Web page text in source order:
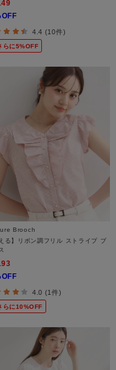
4.4 (10件)
らに5%OFF
Brooch
える】リボン調フリル ストライプ ブ
4.0 (1件)
らに10%OFF